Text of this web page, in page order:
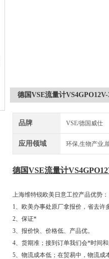
德国VSE流量计VS4GPO12V-
品牌 VSE/德国威仕
应用领域 环保,生物产业,
德国VSE流量计
上海维特锐欧美日意工控产品优势：
1、欧美办事处原厂拿报价，省去
2、保证*
3、报价快、价格低、产品优。
4、货期准；接到订单我们会*时间
5、物流成本低；在贸易中，物流成